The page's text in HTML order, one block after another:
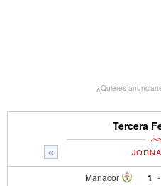
¿Quieres
Tercera
«
Manacor 1 -